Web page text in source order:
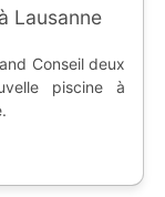
Lausanne
Conseil deux
piscine à